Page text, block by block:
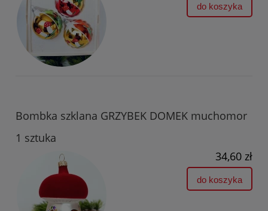
do koszyka
Bombka szklana GRZYBEK DOMEK muchomor
1 sztuka
34,60 zł
do koszyka